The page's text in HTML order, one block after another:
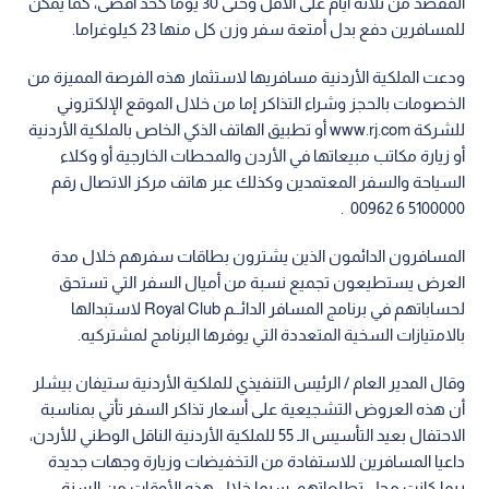
للمسافرين دفع بدل أمتعة سفر وزن كل منها 23 كيلوغراما.
ودعت الملكية الأردنية مسافريها لاستثمار هذه الفرصة المميزة من
الخصومات بالحجز وشراء التذاكر إما من خلال الموقع الإلكتروني
للشركة www.rj.com أو تطبيق الهاتف الذكي الخاص بالملكية الأردنية
أو زيارة مكاتب مبيعاتها في الأردن والمحطات الخارجية أو وكلاء
السياحة والسفر المعتمدين وكذلك عبر هاتف مركز الاتصال رقم
5100000 6 00962 .
المسافرون الدائمون الذين يشترون بطاقات سفرهم خلال مدة
العرض يستطيعون تجميع نسبة من أميال السفر التي تستحق
لحساباتهم في برنامج المسافر الدائــم Royal Club لاستبدالها
بالامتيازات السخية المتعددة التي يوفرها البرنامج لمشتركيه.
وقال المدير العام / الرئيس التنفيذي للملكية الأردنية ستيفان بيشلر
أن هذه العروض التشجيعية على أسعار تذاكر السفر تأتي بمناسبة
الاحتفال بعيد التأسيس الـ 55 للملكية الأردنية الناقل الوطني للأردن،
داعيا المسافرين للاستفادة من التخفيضات وزيارة وجهات جديدة